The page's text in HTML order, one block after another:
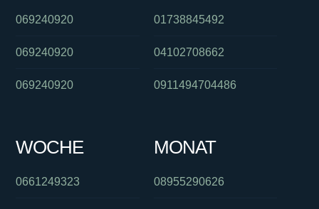
069240920
069240920
069240920
01738845492
04102708662
0911494704486
WOCHE
0661249323
MONAT
08955290626